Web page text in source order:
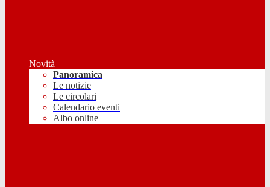
Novità
Panoramica
Le notizie
Le circolari
Calendario eventi
Albo online